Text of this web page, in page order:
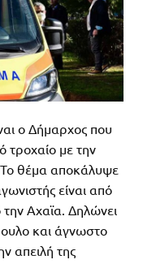
ο Δήμαρχος που
τροχαίο με την
θέμα αποκάλυψε
είναι από
Αχαϊα. Δηλώνει
και άγνωστο
απειλή της